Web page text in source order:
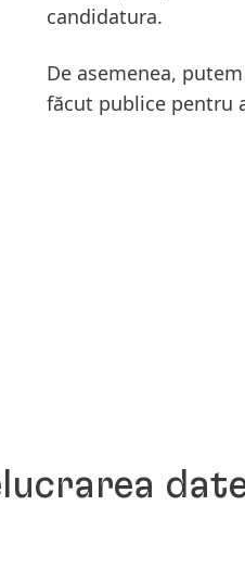
candidatura.
De asemenea,
făcut publice pentru